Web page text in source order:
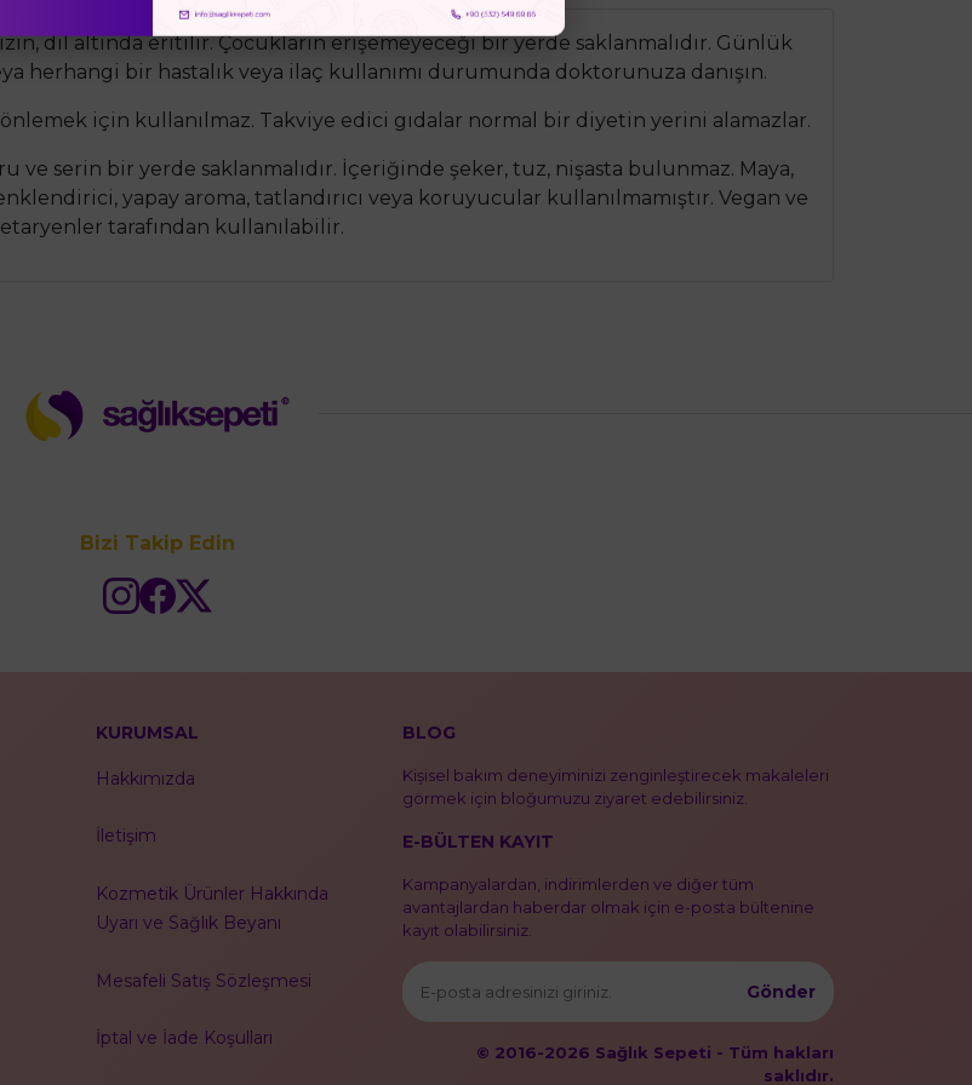
dil altında eritilir. Çocukların erişemeyeceği bir yerde saklanmalıdır. Günlük
herhangi bir hastalık veya ilaç kullanımı durumunda doktorunuza danışın.
için kullanılmaz. Takviye edici gıdalar normal bir diyetin yerini alamazlar.
ve serin bir yerde saklanmalıdır. İçeriğinde şeker, tuz, nişasta bulunmaz. Maya,
yapay aroma, tatlandırıcı veya koruyucular kullanılmamıştır. Vegan ve
tarafından kullanılabilir.
Bizi Takip Edin
KURUMSAL
Hakkımızda
İletişim
Kozmetik Ürünler Hakkında
Uyarı ve Sağlık Beyanı
Mesafeli Satış Sözleşmesi
İptal ve İade Koşulları
BLOG
Kişisel bakım deneyiminizi zenginleştirecek makaleleri
görmek için bloğumuzu ziyaret edebilirsiniz.
E-BÜLTEN KAYIT
Kampanyalardan, indirimlerden ve diğer tüm
avantajlardan haberdar olmak için e-posta bültenine
kayıt olabilirsiniz.
Gönder
© 2016-2026 Sağlık Sepeti - Tüm hakları
saklıdır.